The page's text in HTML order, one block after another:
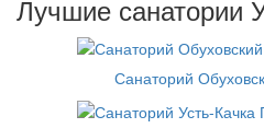
Лучшие санатории
Санаторий